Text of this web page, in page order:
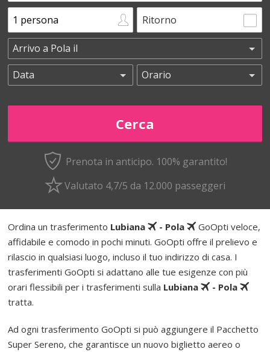
Ritorno
Prenota in anticipo. 100% garantito!
Valutato 4,7/5 da 12.000 passeggeri
Ordina un trasferimento Lubiana - Pola
GoOpti veloce,
affidabile e comodo in pochi minuti. GoOpti offre il prelievo e
rilascio in qualsiasi luogo, incluso il tuo indirizzo di casa. I
trasferimenti GoOpti si adattano alle tue esigenze con più
orari flessibili per i trasferimenti sulla Lubiana
- Pola
tratta.
Ad ogni trasferimento GoOpti si può aggiungere il Pacchetto
Super Sereno, che garantisce un nuovo biglietto aereo o